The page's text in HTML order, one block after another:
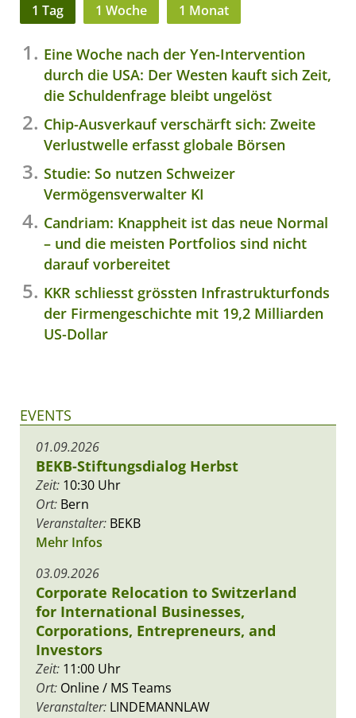
1 Tag 1 Woche 1 Monat
Eine Woche nach der Yen-Intervention
durch die USA: Der Westen kauft sich Zeit,
die Schuldenfrage bleibt ungelöst
Chip-Ausverkauf verschärft sich: Zweite
Verlustwelle erfasst globale Börsen
Studie: So nutzen Schweizer
Vermögensverwalter KI
Candriam: Knappheit ist das neue Normal
– und die meisten Portfolios sind nicht
darauf vorbereitet
KKR schliesst grössten Infrastrukturfonds
der Firmengeschichte mit 19,2 Milliarden
US-Dollar
EVENTS
01.09.2026
BEKB-Stiftungsdialog Herbst
Zeit: 10:30 Uhr
Ort: Bern
Veranstalter: BEKB
Mehr Infos
03.09.2026
Corporate Relocation to Switzerland
for International Businesses,
Corporations, Entrepreneurs, and
Investors
Zeit: 11:00 Uhr
Ort: Online / MS Teams
Veranstalter: LINDEMANNLAW